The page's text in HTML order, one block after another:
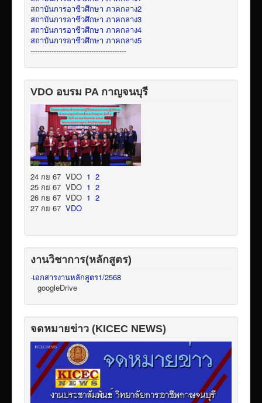
สถาบันการอาชีวศึกษา ภาคกลาง2
สถาบันการอาชีวศึกษา ภาคกลาง3
สถาบันการอาชีวศึกษา ภาคกลาง4
สถาบันการอาชีวศึกษา ภาคกลาง5
-----------------------------------------
VDO อบรม PA กาญจนบุรี
24 กย 67 VDO 1 2
25 กย 67 VDO 1 2
26 กย 67 VDO 1 2
27 กย 67 VDO
งานวิชาการ(หลักสูตร)
-เอกสารงานหลักสูตร1/2568
googleDrive
จดหมายข่าว (KICEC NEWS)